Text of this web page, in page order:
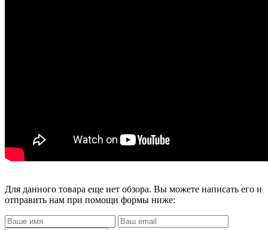
Для данного товара еще нет обзора. Вы можете написать его и
отправить нам при помощи формы ниже: